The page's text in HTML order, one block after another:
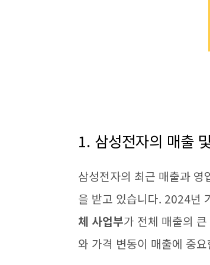
1. 삼성전자의 매출
삼성전자의 최근 매출과
을 받고 있습니다. 2024년
체 사업부가 전체 매출의
와 가격 변동이 매출에 중